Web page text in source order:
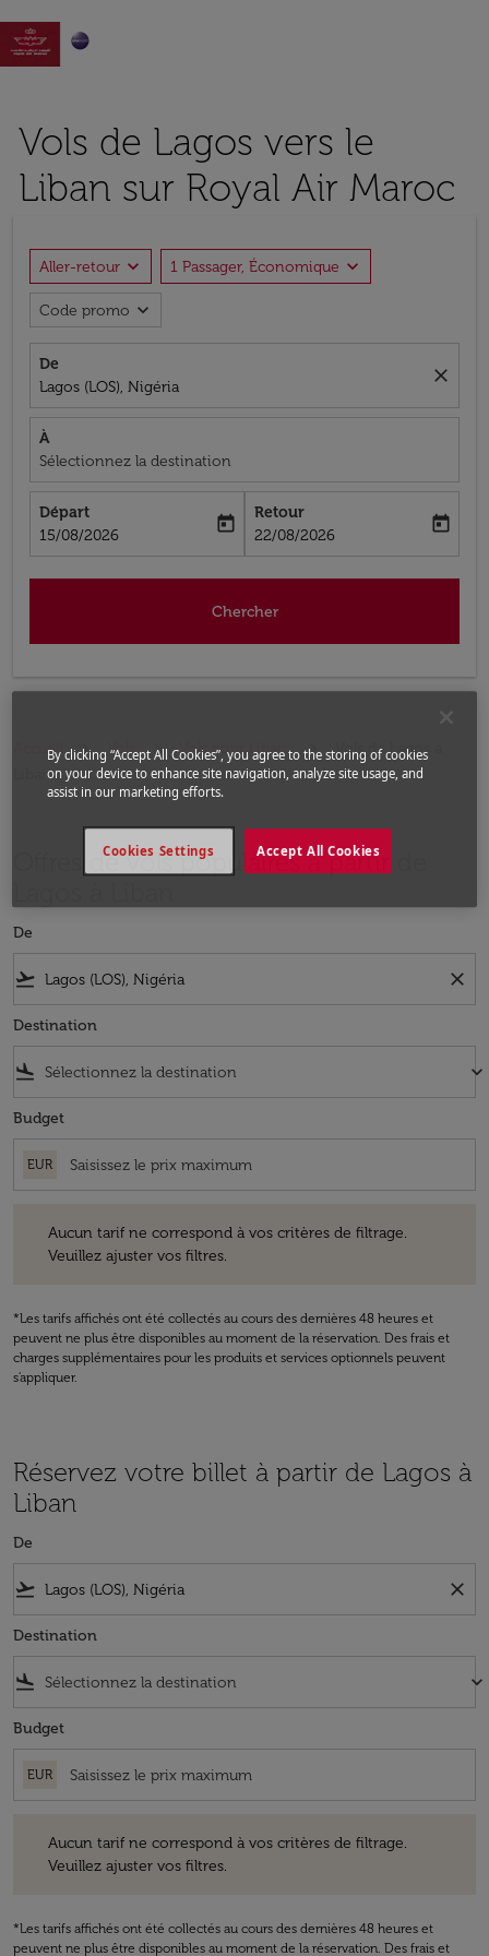

Vols de Lagos vers le
Liban sur Royal Air Maroc
Aller-retour expand_more 1 Passager, Économique expand_more
Code promo expand_more
De
Lagos (LOS), Nigéria
close
À
Sélectionnez la destination
Départ
fc-booking-departure-date-aria-label
15/08/2026
today
Retour
fc-booking-return-date-aria-label
22/08/2026
today
Chercher
Accueil Vols Vols pour Liban
Vols de Lagos a
Liban
Offres de vols populaires à partir de
De
flight_takeoff close
Destination
flight_land keyboard_arrow_down
Budget
EUR
Aucun tarif ne correspond à vos critères de filtrage.
Veuillez ajuster vos filtres.
*Les tarifs affichés ont été collectés au cours des dernières 48 heures et
peuvent ne plus être disponibles au moment de la réservation. Des frais et
charges supplémentaires pour les produits et services optionnels peuvent
s'appliquer.
Réservez votre billet à partir de Lagos à
Liban
De
flight_takeoff close
Destination
flight_land keyboard_arrow_down
Budget
EUR
Aucun tarif ne correspond à vos critères de filtrage.
Veuillez ajuster vos filtres.
*Les tarifs affichés ont été collectés au cours des dernières 48 heures et
peuvent ne plus être disponibles au moment de la réservation. Des frais et
By clicking “Accept All Cookies”, you agree to the storing of cookies
on your device to enhance site navigation, analyze site usage, and
assist in our marketing efforts.
Accept All Cookies
Cookies Settings